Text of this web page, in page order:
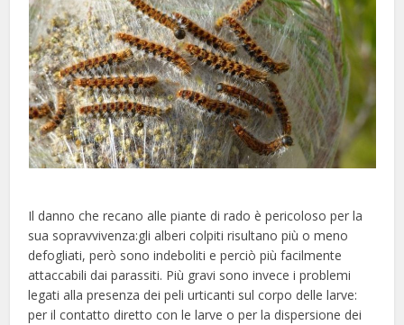
Il danno che recano alle piante di rado è pericoloso per la
sua sopravvivenza:gli alberi colpiti risultano più o meno
defogliati, però sono indeboliti e perciò più facilmente
attaccabili dai parassiti. Più gravi sono invece i problemi
legati alla presenza dei peli urticanti sul corpo delle larve:
per il contatto diretto con le larve o per la dispersione dei